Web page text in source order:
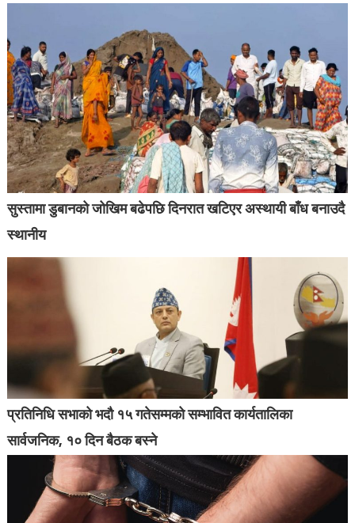
सुस्तामा डुबानको जोखिम बढेपछि दिनरात खटिएर अस्थायी बाँध बनाउदै
स्थानीय
प्रतिनिधि सभाको भदौ १५ गतेसम्मको सम्भावित कार्यतालिका
सार्वजनिक, १० दिन बैठक बस्ने